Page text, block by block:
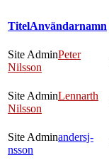
TitelAnvändarnamn
Site AdminPeter
Nilsson
Site AdminLennarth
Nilsson
Site Adminandersj-
nsson